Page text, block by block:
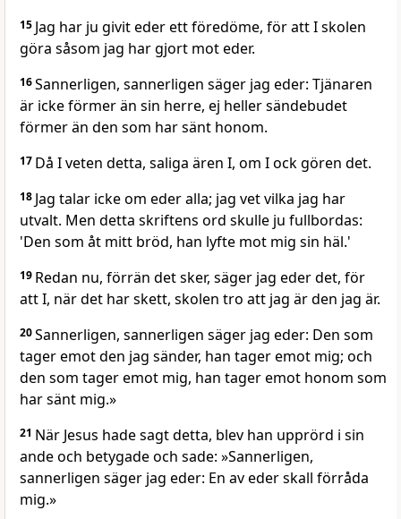
15 Jag har ju givit eder ett föredöme, för att I skolen
göra såsom jag har gjort mot eder.
16Sannerligen, sannerligen säger jag eder: Tjänaren
är icke förmer än sin herre, ej heller sändebudet
förmer än den som har sänt honom.
17 Då I veten detta, saliga ären I, om I ock gören det.
18 Jag talar icke om eder alla; jag vet vilka jag har
utvalt. Men detta skriftens ord skulle ju fullbordas:
'Den som åt mitt bröd, han lyfte mot mig sin häl.'
19 Redan nu, förrän det sker, säger jag eder det, för
att I, när det har skett, skolen tro att jag är den jag är.
20Sannerligen, sannerligen säger jag eder: Den som
tager emot den jag sänder, han tager emot mig; och
den som tager emot mig, han tager emot honom som
har sänt mig.»
21 När Jesus hade sagt detta, blev han upprörd i sin
ande och betygade och sade: »Sannerligen,
sannerligen säger jag eder: En av eder skall förråda
mig.»